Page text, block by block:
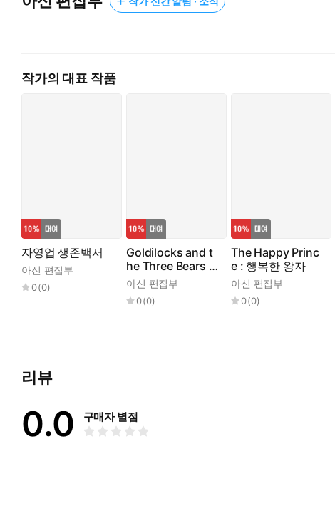
작가의 대표 작품
자영업 생존백서
아신 편집부
0(0)
Goldilocks and t
he Three Bears :
골디락스와 곰 세
마리
아신 편집부
0(0)
The Happy Princ
e : 행복한 왕자
아신 편집부
0(0)
리뷰
0.0 구매자 별점